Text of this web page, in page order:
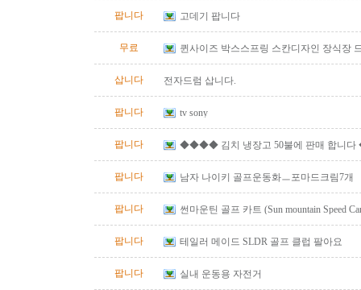
팝니다 고데기 팝니다
무료 퀸사이즈 박스스프링 스칸디자인 장식장
삽니다 전자드럼 삽니다.
팝니다 tv sony
팝니다 ◆◆◆◆ 김치 냉장고 50불에 판매 합니
팝니다 남자 나이키 골프운동화ㅡ포마드크림7개
팝니다 썬마운틴 골프 카트 (Sun mountain Speed
팝니다 테일러 메이드 SLDR 골프 클럽 팔아요
팝니다 실내 운동용 자전거